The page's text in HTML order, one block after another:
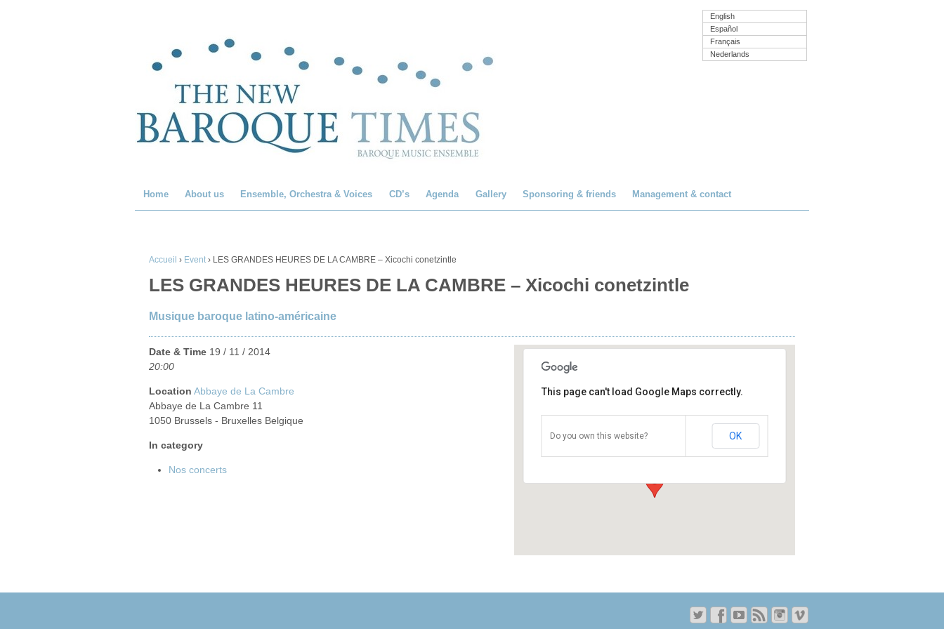
English
Español
Français
Nederlands
Home About us Ensemble, Orchestra & Voices CD’s Agenda Gallery Sponsoring & friends Management & contact
Accueil › Event › LES GRANDES HEURES DE LA CAMBRE – Xicochi conetzintle
LES GRANDES HEURES DE LA CAMBRE – Xicochi conetzintle
Musique baroque latino-américaine
Abbaye de La Cambre 11 - Brussels - Bruxelles
This page can't load Google Maps correctly.
Do you own this website? OK
Date & Time 19 / 11 / 2014
20:00
Location Abbaye de La Cambre
Abbaye de La Cambre 11
1050 Brussels - Bruxelles Belgique
In category
Nos concerts